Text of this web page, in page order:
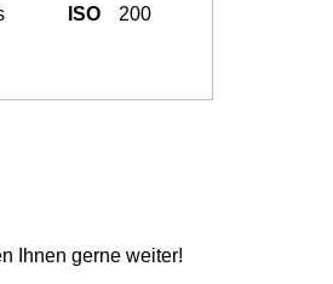
ISO
200
Ihnen gerne weiter!